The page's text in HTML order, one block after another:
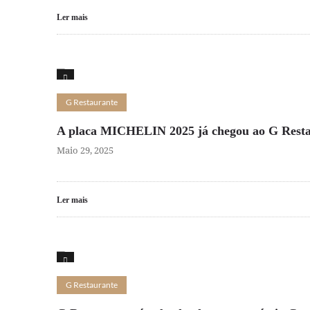
Ler mais
16
G Restaurante
A placa MICHELIN 2025 já chegou ao G
Maio 29, 2025
Ler mais
16
G Restaurante